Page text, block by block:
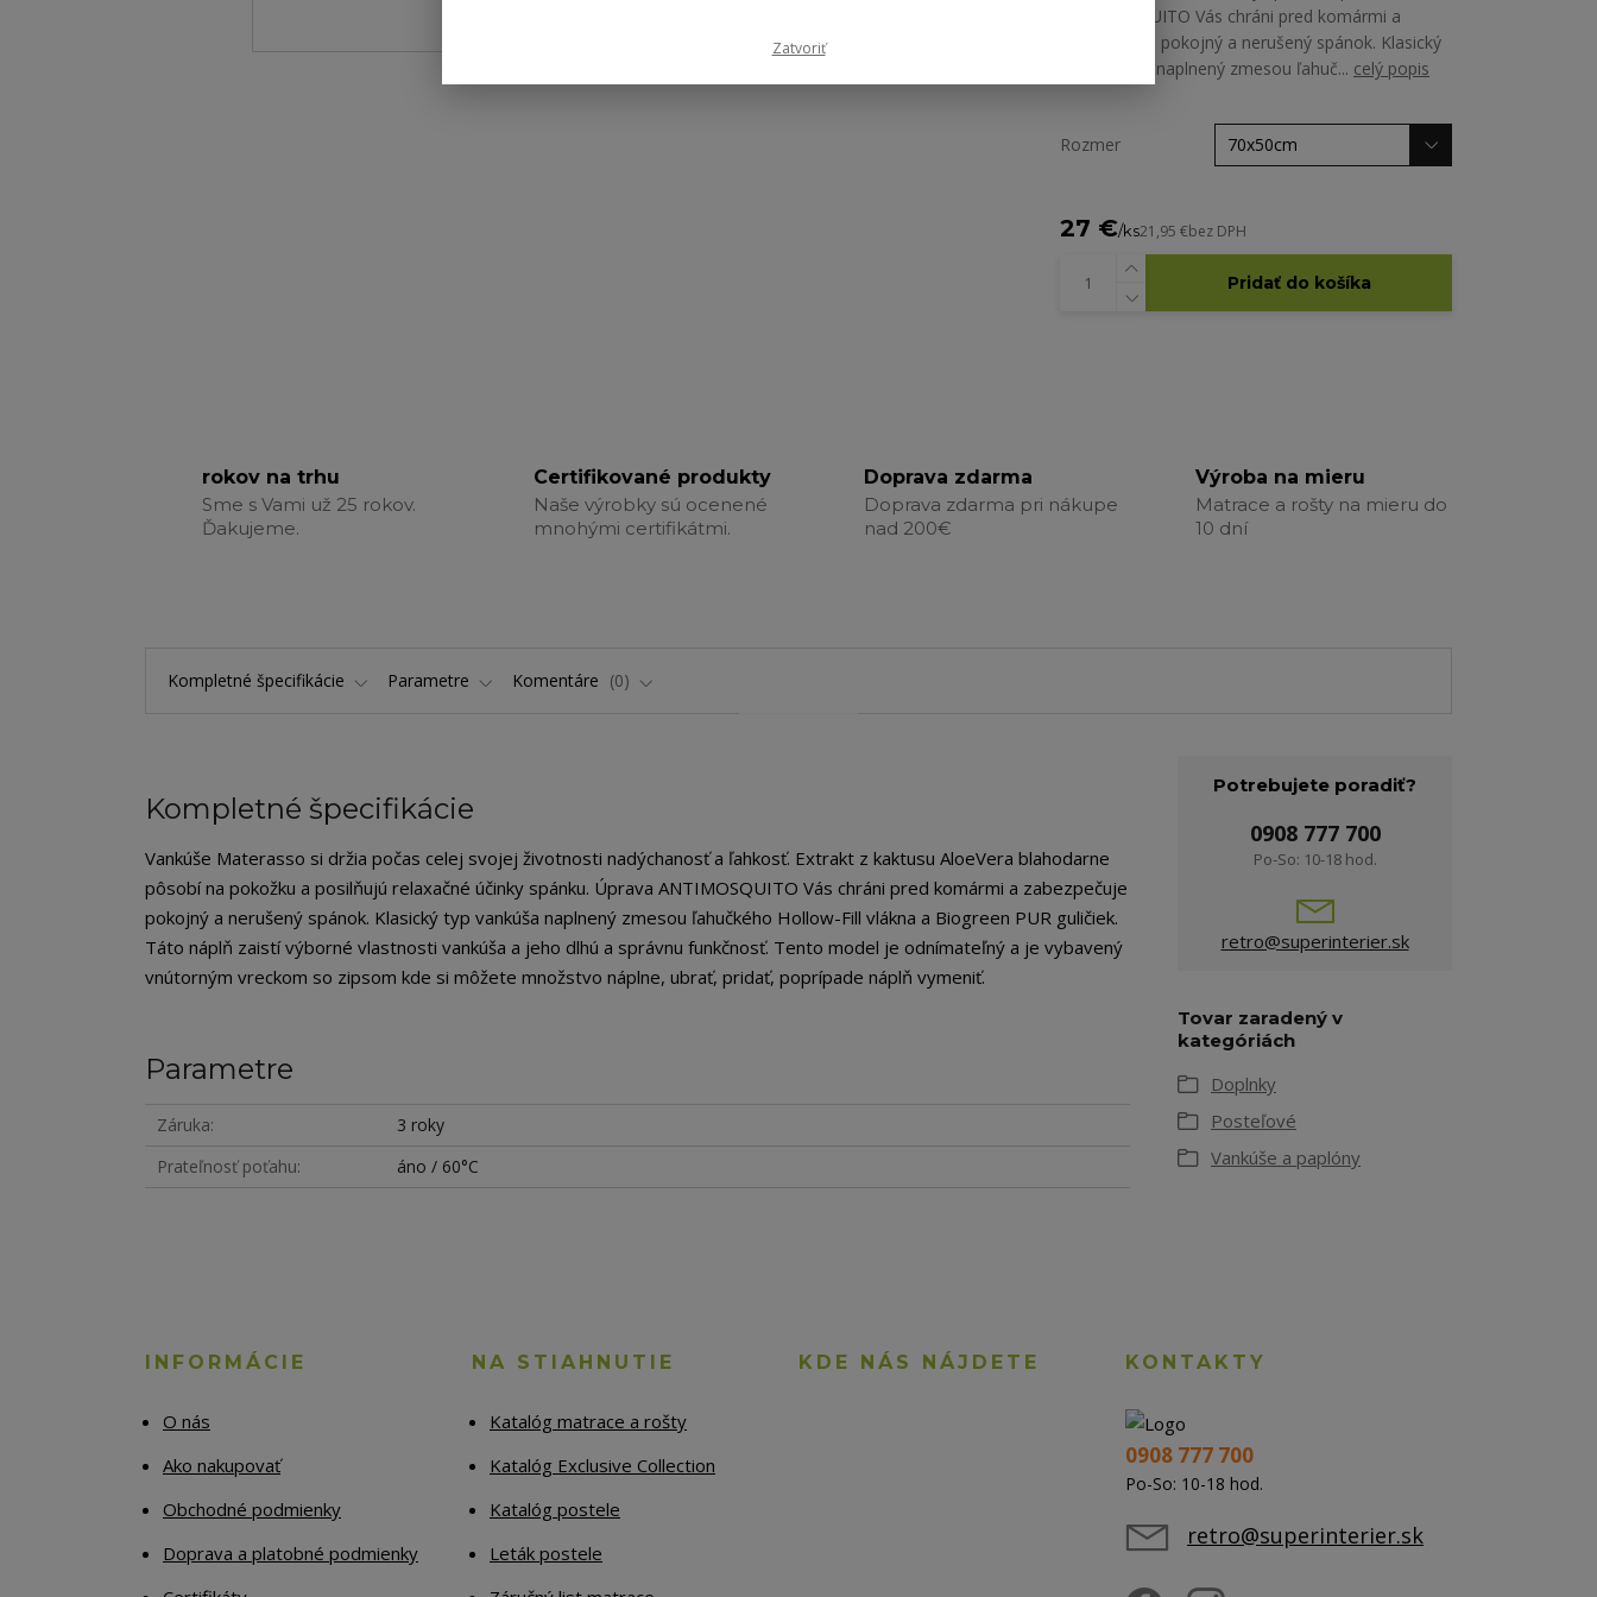
ANTIMOSQUITO Vás chráni pred komármi a
zabezpečuje pokojný a nerušený spánok. Klasický
typ vankúša naplnený zmesou ľahuč... celý popis
Rozmer
27 €/ks21,95 €bez DPH
Pridať do košíka
rokov na trhu
Sme s Vami už 25 rokov.
Ďakujeme.
Certifikované produkty
Naše výrobky sú ocenené
mnohými certifikátmi.
Doprava zdarma
Doprava zdarma pri nákupe
nad 200€
Výroba na mieru
Matrace a rošty na mieru do
10 dní
Kompletné špecifikácie Parametre Komentáre 0
Kompletné špecifikácie
Vankúše Materasso si držia počas celej svojej životnosti nadýchanosť a ľahkosť. Extrakt z kaktusu AloeVera blahodarne
pôsobí na pokožku a posilňujú relaxačné účinky spánku. Úprava ANTIMOSQUITO Vás chráni pred komármi a zabezpečuje
pokojný a nerušený spánok. Klasický typ vankúša naplnený zmesou ľahučkého Hollow-Fill vlákna a Biogreen PUR guličiek.
Táto náplň zaistí výborné vlastnosti vankúša a jeho dlhú a správnu funkčnosť. Tento model je odnímateľný a je vybavený
vnútorným vreckom so zipsom kde si môžete množstvo náplne, ubrať, pridať, poprípade náplň vymeniť.
Parametre
Záruka
3 roky
Prateľnosť poťahu
áno / 60°C
Potrebujete poradiť?
0908 777 700
Po-So: 10-18 hod.
retro@superinterier.sk
Tovar zaradený v
kategóriách
Doplnky
Posteľové
Vankúše a paplóny
INFORMÁCIE
O nás
Ako nakupovať
Obchodné podmienky
Doprava a platobné podmienky
NA STIAHNUTIE
Katalóg matrace a rošty
Katalóg Exclusive Collection
Katalóg postele
Leták postele
KDE NÁS NÁJDETE KONTAKTY
0908 777 700
Po-So: 10-18 hod.
retro@superinterier.sk
Zatvoriť